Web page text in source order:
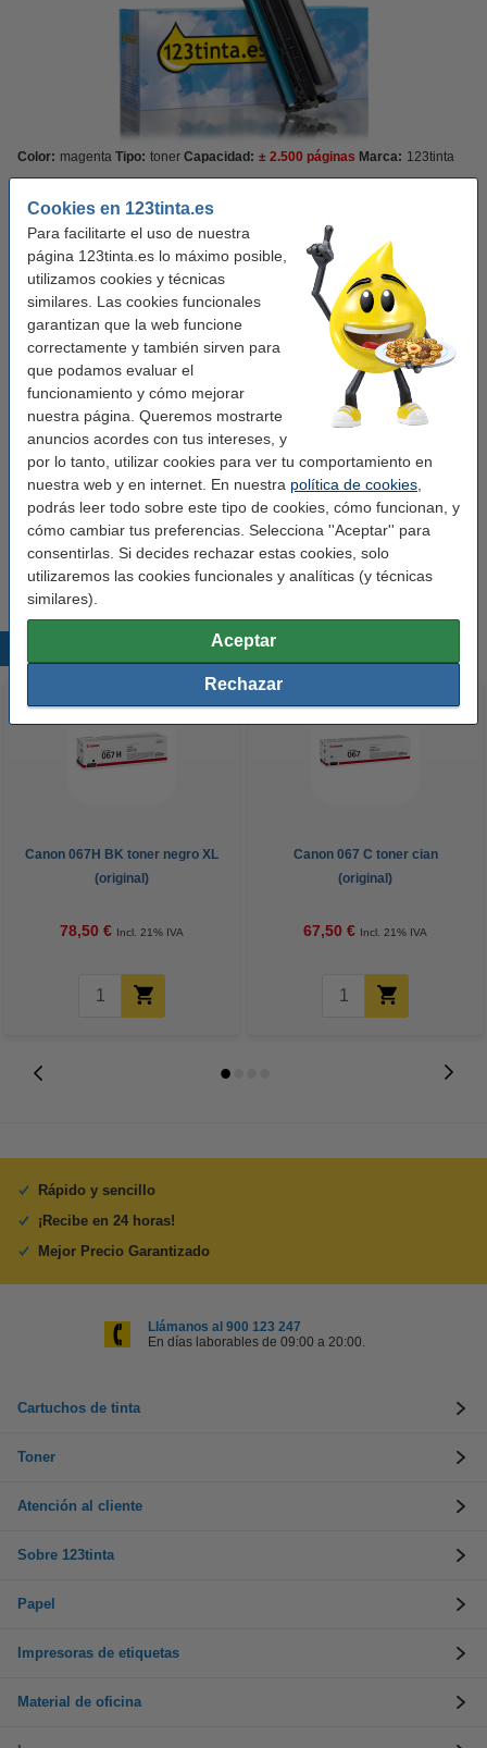
Cookies en 123tinta.es
Para facilitarte el uso de nuestra
página 123tinta.es lo máximo posible,
utilizamos cookies y técnicas
similares. Las cookies funcionales
garantizan que la web funcione
correctamente y también sirven para
que podamos evaluar el
funcionamiento y cómo mejorar
nuestra página. Queremos mostrarte
anuncios acordes con tus intereses, y
por lo tanto, utilizar cookies para ver tu comportamiento en
nuestra web y en internet. En nuestra política de cookies
podrás leer todo sobre este tipo de cookies, cómo funcionan, y
cómo cambiar tus preferencias. Selecciona ''Aceptar'' para
consentirlas. Si decides rechazar estas cookies, solo
utilizaremos las cookies funcionales y analíticas (y técnicas
similares).
Aceptar
Rechazar
Color: magenta Tipo: toner Capacidad: ± 2.500 páginas Marca: 123tinta
Estándar XL
Color: magenta
amarillo cian magenta
negro (1x) y color (3x)
Ver características y descripción
¡Ahorra un55,9% en costes de impresión!
¡Recíbelo el lunes!
Por página 0,024 €
59,50 € Comprar
Productos destacados
Canon 067H BK toner negro XL
(original)
78,50 € Incl. 21% IVA
Canon 067 C toner cian
(original)
67,50 € Incl. 21% IVA
Rápido y sencillo
¡Recibe en 24 horas!
Mejor Precio Garantizado
Llámanos al 900 123 247
En días laborables de 09:00 a 20:00.
Cartuchos de tinta
Toner
Atención al cliente
Sobre 123tinta
Papel
Impresoras de etiquetas
Material de oficina